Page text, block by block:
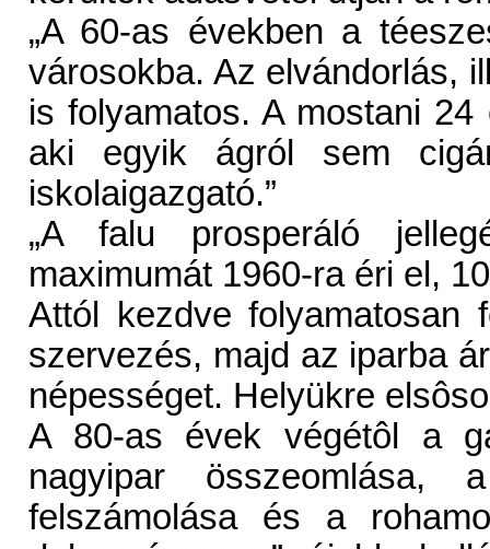
„A 60-as években a
városokba. Az elvándorlás,
is folyamatos. A mostani
aki egyik ágról sem
iskolaigazgató.”
„A falu prosperáló
maximumát 1960-ra éri el,
Attól kezdve folyamatosan
szervezés, majd az iparba
népességet. Helyükre
A 80-as évek végétôl a
nagyipar összeomlása,
felszámolása és a